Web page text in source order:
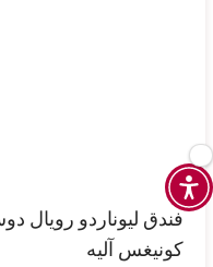
فندق ليوناردو رويال
كونيغس آليه